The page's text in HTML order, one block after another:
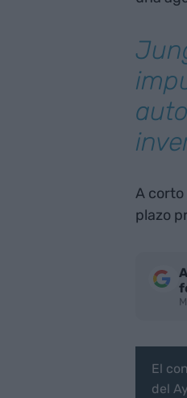
A corto
plazo
El
del